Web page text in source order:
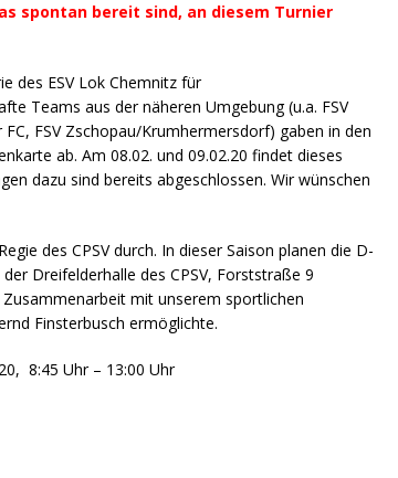
spontan bereit sind, an diesem Turnier
des ESV Lok Chemnitz für
Teams aus der näheren Umgebung (u.a. FSV
FSV Zschopau/Krumhermersdorf) gaben in den
ab. Am 08.02. und 09.02.20 findet dieses
dazu sind bereits abgeschlossen. Wir wünschen
des CPSV durch. In dieser Saison planen die D-
Dreifelderhalle des CPSV, Forststraße 9
mit unserem sportlichen
Finsterbusch ermöglichte.
– 13:00 Uhr